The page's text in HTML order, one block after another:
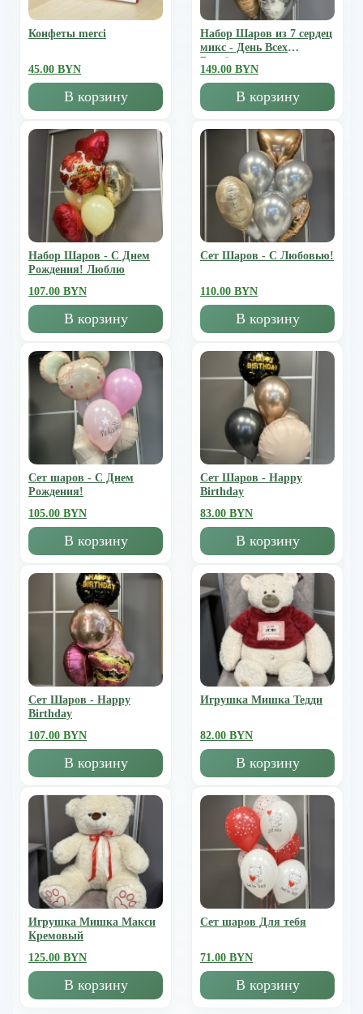
Конфеты merci
45.00 BYN
В корзину
Набор Шаров из 7 сердец
микс - День Всех
Влюбленных
149.00 BYN
В корзину
Набор Шаров - С Днем
Рождения! Люблю
107.00 BYN
В корзину
Сет Шаров - С Любовью!
110.00 BYN
В корзину
Сет шаров - С Днем
Рождения!
105.00 BYN
В корзину
Сет Шаров - Happy
Birthday
83.00 BYN
В корзину
Сет Шаров - Happy
Birthday
107.00 BYN
В корзину
Игрушка Мишка Тедди
82.00 BYN
В корзину
Игрушка Мишка Mакси
Кремовый
125.00 BYN
В корзину
Сет шаров Для тебя
71.00 BYN
В корзину